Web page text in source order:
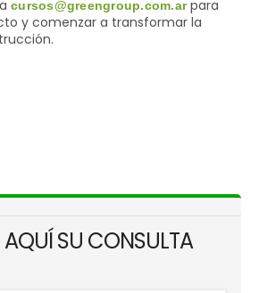
cursos@greengroup.com.ar para
y comenzar a transformar la
AQUÍ SU CONSULTA